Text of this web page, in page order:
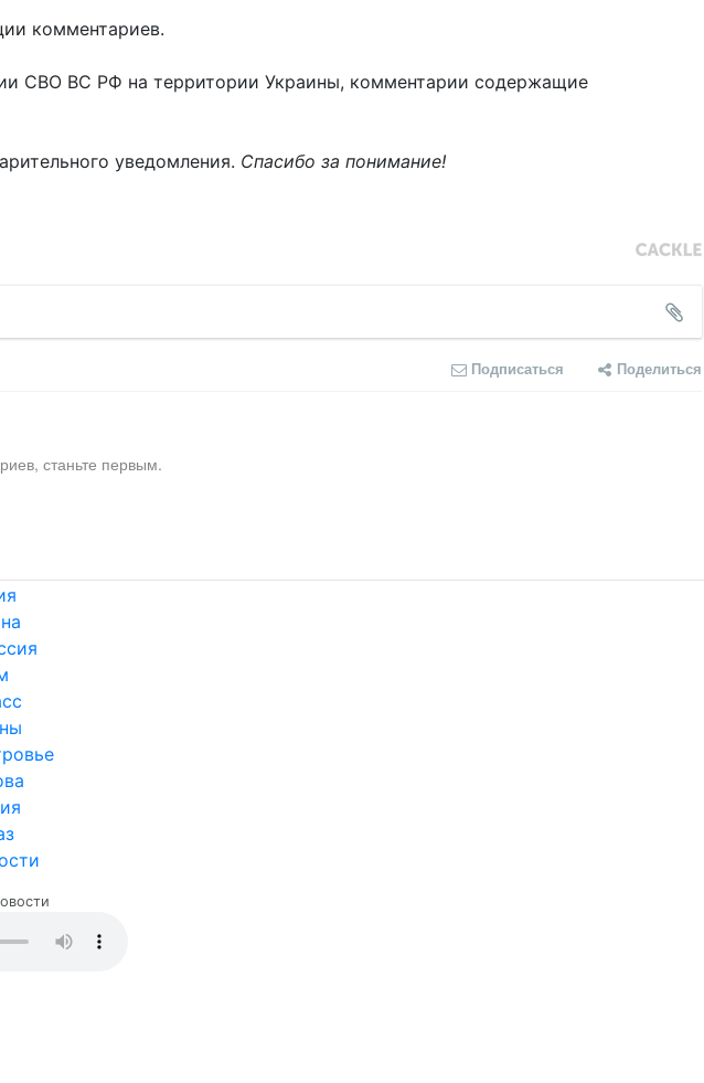
комментариев.
СВО ВС РФ на территории Украины, комментарии содержащие
уведомления. Спасибо за понимание!
Подписаться Поделиться
станьте первым.